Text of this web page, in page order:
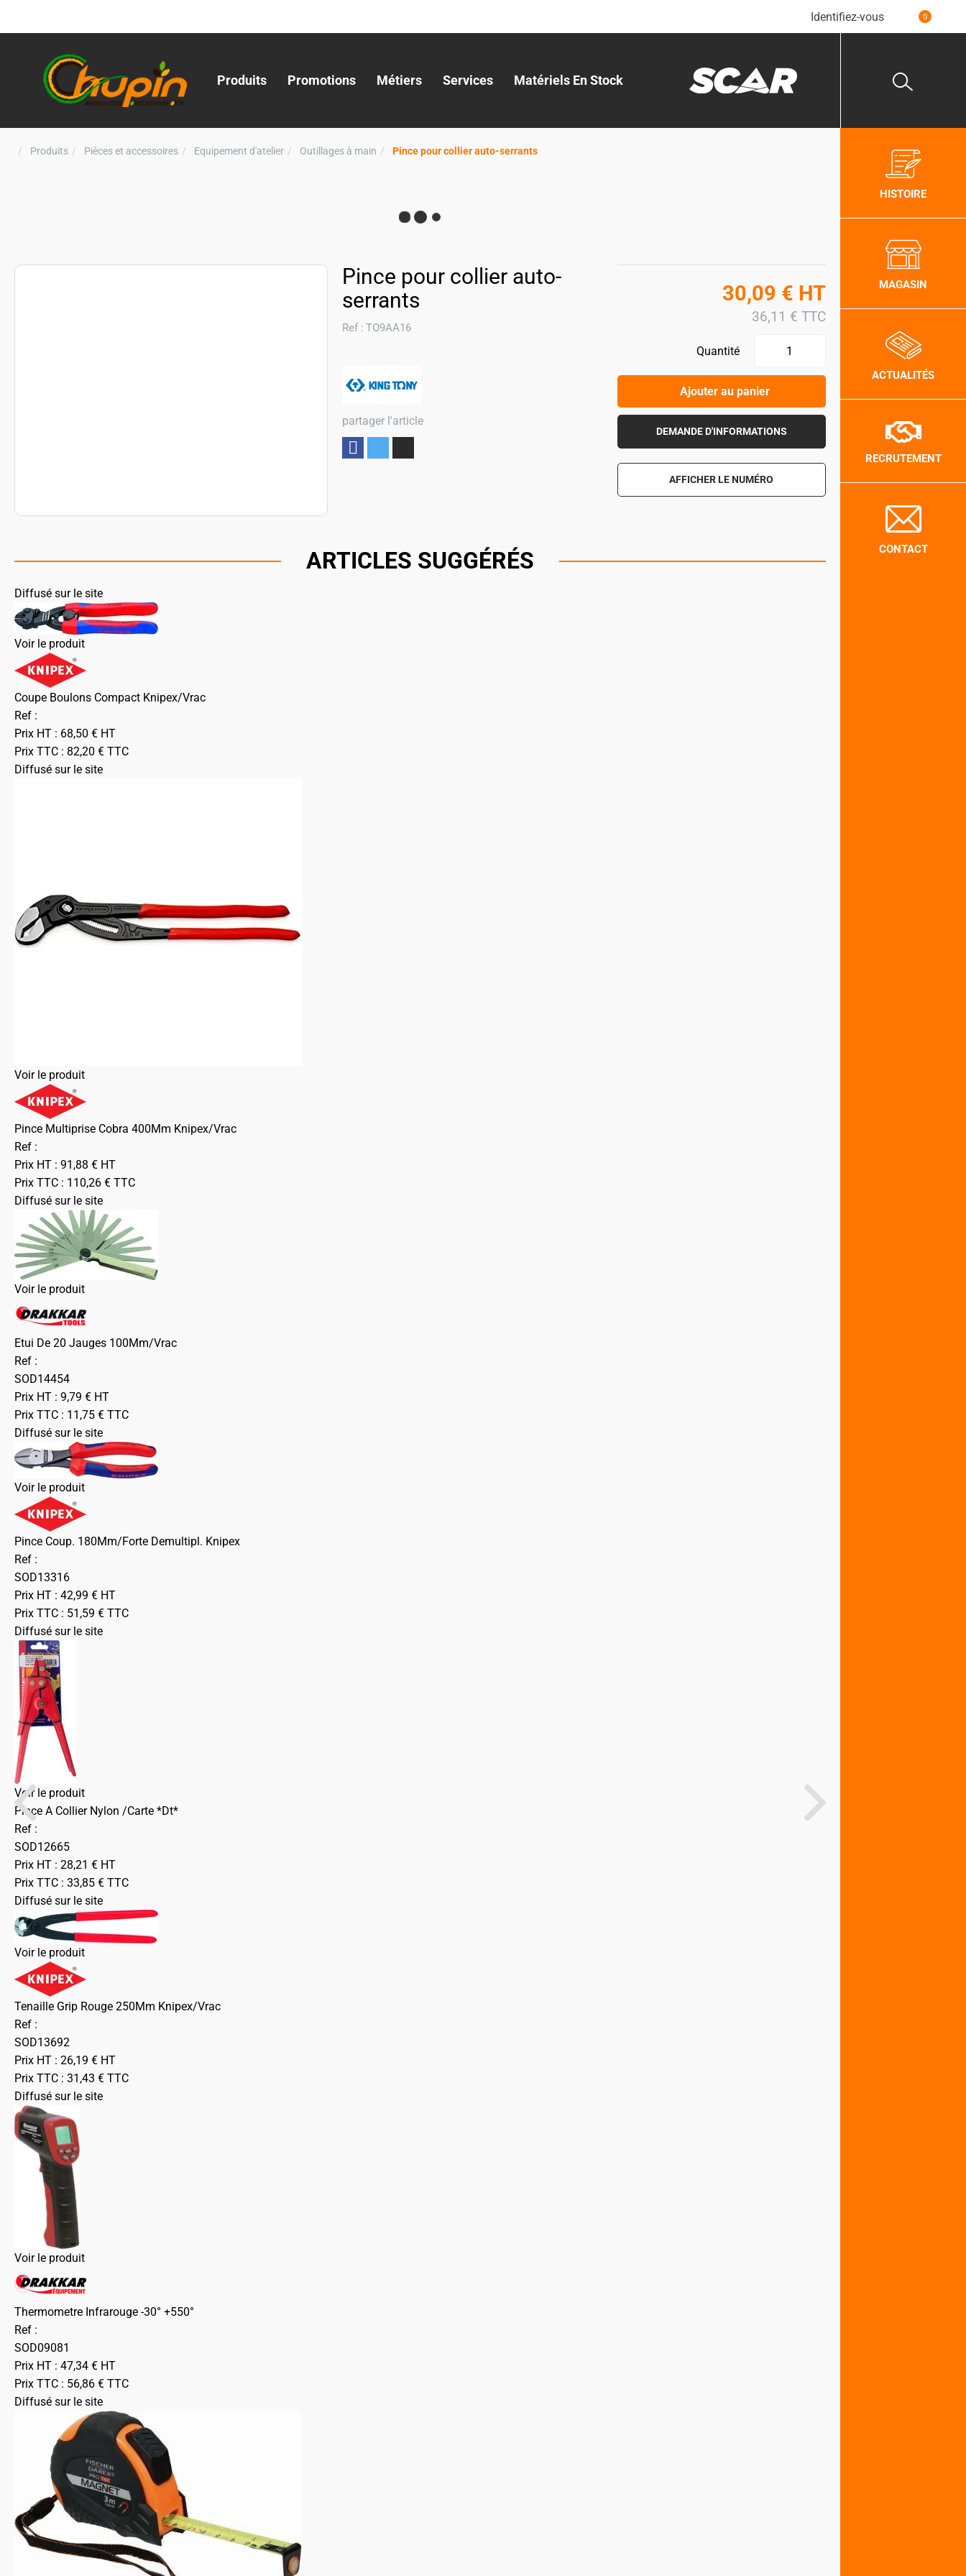
Identifiez-vous 0
Produits Promotions Métiers Services Matériels En Stock
Produits Pièces et accessoires Equipement d'atelier Outillages à main Pince pour collier auto-serrants
Pince pour collier auto-
serrants
Ref : TO9AA16
partager l'article
30,09 € HT
36,11 € TTC
Quantité
Ajouter au panier
DEMANDE D'INFORMATIONS
AFFICHER LE NUMÉRO
ARTICLES SUGGÉRÉS
Diffusé sur le site
Voir le produit
Coupe Boulons Compact Knipex/Vrac
Ref :
Prix HT : 68,50 € HT
Prix TTC : 82,20 € TTC
Diffusé sur le site
Voir le produit
Pince Multiprise Cobra 400Mm Knipex/Vrac
Ref :
Prix HT : 91,88 € HT
Prix TTC : 110,26 € TTC
Diffusé sur le site
Voir le produit
Etui De 20 Jauges 100Mm/Vrac
Ref :
SOD14454
Prix HT : 9,79 € HT
Prix TTC : 11,75 € TTC
Diffusé sur le site
Voir le produit
Pince Coup. 180Mm/Forte Demultipl. Knipex
Ref :
SOD13316
Prix HT : 42,99 € HT
Prix TTC : 51,59 € TTC
Diffusé sur le site
Voir le produit
Pince A Collier Nylon /Carte *Dt*
Ref :
SOD12665
Prix HT : 28,21 € HT
Prix TTC : 33,85 € TTC
Diffusé sur le site
Voir le produit
Tenaille Grip Rouge 250Mm Knipex/Vrac
Ref :
SOD13692
Prix HT : 26,19 € HT
Prix TTC : 31,43 € TTC
Diffusé sur le site
Voir le produit
Thermometre Infrarouge -30° +550°
Ref :
SOD09081
Prix HT : 47,34 € HT
Prix TTC : 56,86 € TTC
Diffusé sur le site
HISTOIRE
MAGASIN
ACTUALITÉS
RECRUTEMENT
CONTACT